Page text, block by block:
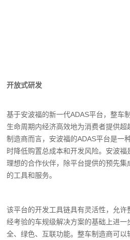
开放式研发
基于安波福的新一代ADAS平台，整车
生命周期内经济高效地为消费者提供
制造商而言，安波福的ADAS平台是一
时降低购置总成本和开发风险。安波
理想的合作伙伴，除平台提供的预先
的工具和服务。
该平台的开发工具链具有灵活性，允许
经考验的车规级解决方案的基础上进一
全、绿色、互联功能。整车制造商可